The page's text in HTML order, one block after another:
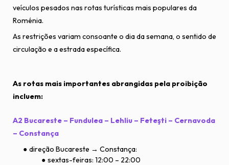
veículos pesados nas rotas turísticas mais populares da
Roménia.
As restrições variam consoante o dia da semana, o sentido de
circulação e a estrada específica.
As rotas mais importantes abrangidas pela proibição
incluem:
A2 Bucareste – Fundulea – Lehliu – Feteşti – Cernavoda
– Constança
direção Bucareste → Constança:
sextas-feiras: 12:00 – 22:00